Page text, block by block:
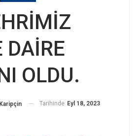
DAİRE
OLDU.
Tarihinde Eyl 18, 2023